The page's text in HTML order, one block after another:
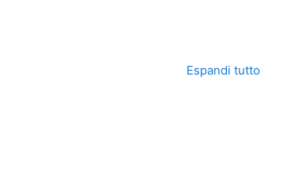
Espandi tutto